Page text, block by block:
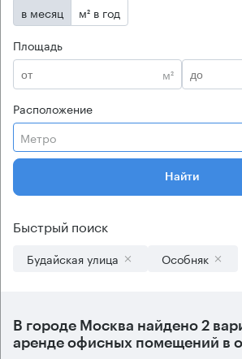
в месяц
м² в год
Площадь
м²
Расположение
Метро
Найти
Быстрый поиск
Будайская улица Особняк
В городе Москва найдено 2
аренде офисных помещений в